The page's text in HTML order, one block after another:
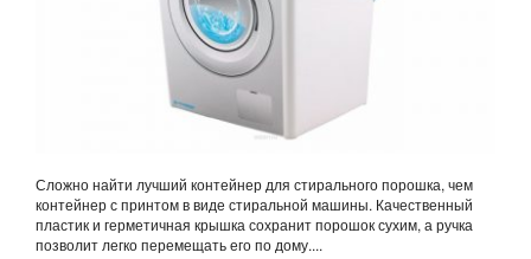
Сложно найти лучший контейнер для стирального порошка, чем
контейнер с принтом в виде стиральной машины. Качественный
пластик и герметичная крышка сохранит порошок сухим, а ручка
позволит легко перемещать его по дому....